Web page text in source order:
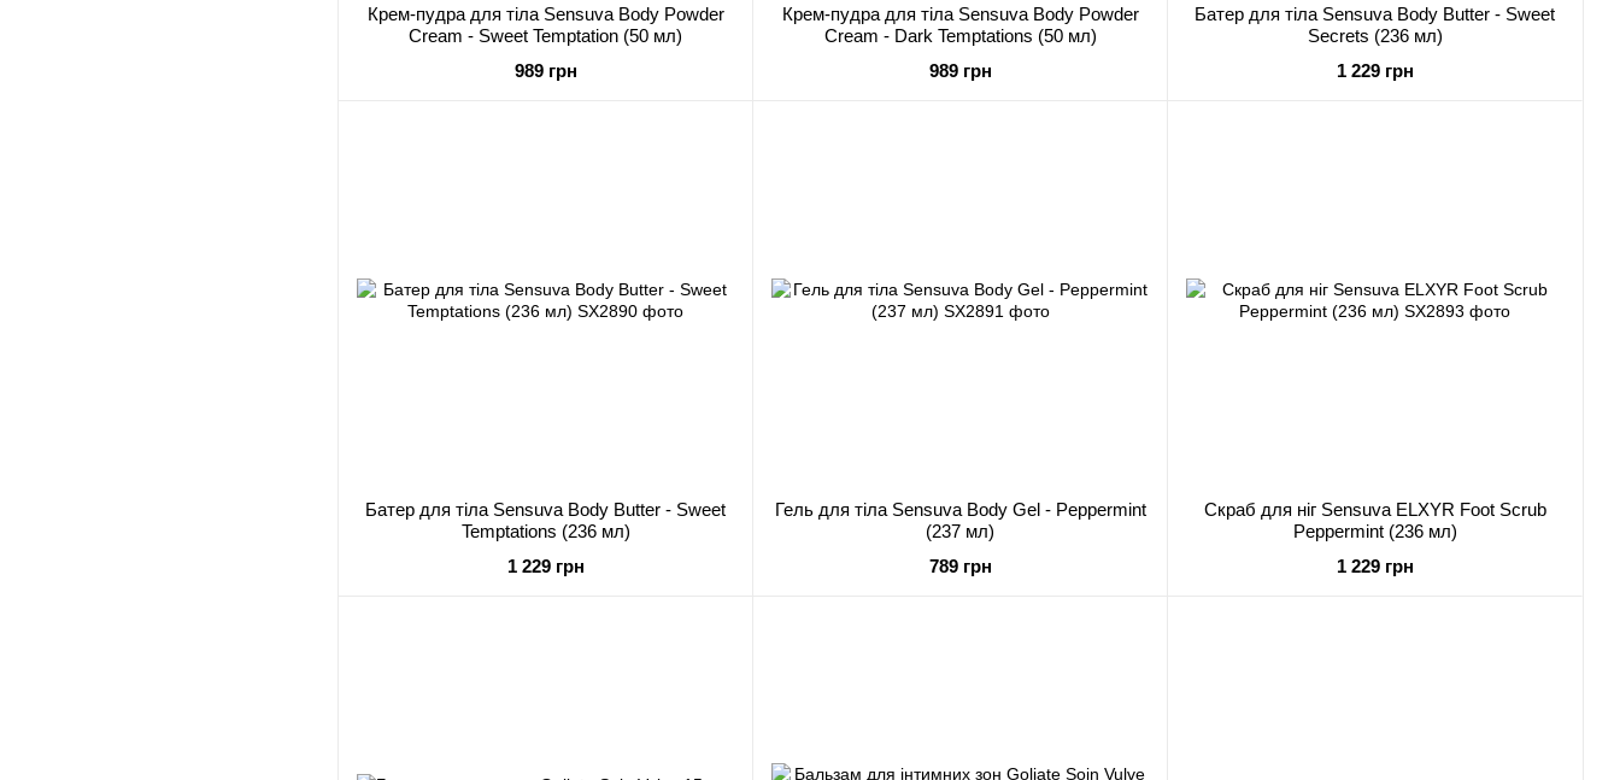
Крем-пудра для тіла Sensuva Body Powder
Cream - Sweet Temptation (50 мл)
989 грн
Крем-пудра для тіла Sensuva Body Powder
Cream - Dark Temptations (50 мл)
989 грн
Батер для тіла Sensuva Body Butter - Sweet
Secrets (236 мл)
1 229 грн
Батер для тіла Sensuva Body Butter - Sweet
Temptations (236 мл)
1 229 грн
Гель для тіла Sensuva Body Gel - Peppermint
(237 мл)
789 грн
Скраб для ніг Sensuva ELXYR Foot Scrub
Peppermint (236 мл)
1 229 грн